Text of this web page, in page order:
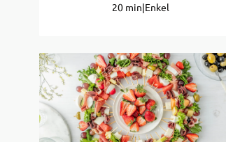
20 min|Enkel